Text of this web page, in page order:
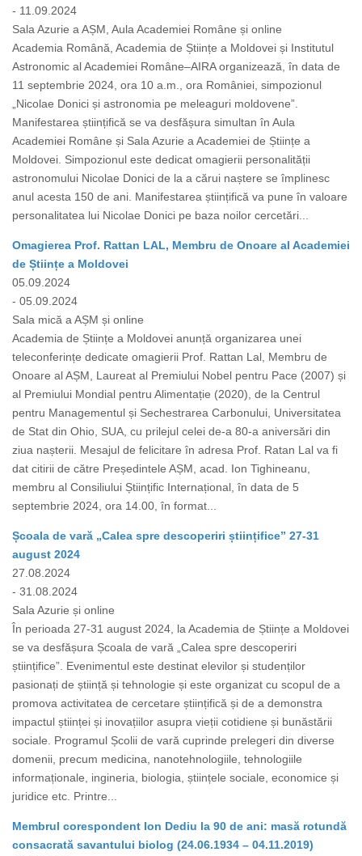
- 11.09.2024
Sala Azurie a AȘM, Aula Academiei Române și online
Academia Română, Academia de Științe a Moldovei și Institutul
Astronomic al Academiei Române–AIRA organizează, în data de
11 septembrie 2024, ora 10 a.m., ora României, simpozionul
„Nicolae Donici și astronomia pe meleaguri moldovene”.
Manifestarea științifică se va desfășura simultan în Aula
Academiei Române și Sala Azurie a Academiei de Științe a
Moldovei. Simpozionul este dedicat omagierii personalității
astronomului Nicolae Donici de la a cărui naștere se împlinesc
anul acesta 150 de ani. Manifestarea științifică va pune în valoare
personalitatea lui Nicolae Donici pe baza noilor cercetări...
Omagierea Prof. Rattan LAL, Membru de Onoare al Academiei
de Științe a Moldovei
05.09.2024
- 05.09.2024
Sala mică a AȘM și online
Academia de Științe a Moldovei anunță organizarea unei
teleconferințe dedicate omagierii Prof. Rattan Lal, Membru de
Onoare al AȘM, Laureat al Premiului Nobel pentru Pace (2007) și
al Premiului Mondial pentru Alimentație (2020), de la Centrul
pentru Managementul și Sechestrarea Carbonului, Universitatea
de Stat din Ohio, SUA, cu prilejul celei de-a 80-a aniversări din
ziua nașterii. Mesajul de felicitare în adresa Prof. Ratan Lal va fi
dat citirii de către Președintele AȘM, acad. Ion Tighineanu,
membru al Consiliului Științific Internațional, în data de 5
septembrie 2024, ora 14.00, în format...
Școala de vară „Calea spre descoperiri științifice” 27-31
august 2024
27.08.2024
- 31.08.2024
Sala Azurie și online
În perioada 27-31 august 2024, la Academia de Științe a Moldovei
se va desfășura Școala de vară „Calea spre descoperiri
științifice”. Evenimentul este destinat elevilor și studenților
pasionați de știință și tehnologie și este organizat cu scopul de a
promova activitatea de cercetare științifică și de a demonstra
impactul științei și inovațiilor asupra vieții cotidiene și bunăstării
sociale. Programul Școlii de vară cuprinde prelegeri din diverse
domenii, precum medicina, nanotehnologiile, tehnologiile
informaționale, ingineria, biologia, științele sociale, economice și
juridice etc. Printre...
Membrul corespondent Ion Dediu la 90 de ani: masă rotundă
consacrată savantului biolog (24.06.1934 – 04.11.2019)